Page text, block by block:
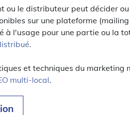
ou le distributeur peut décider
sur une plateforme
à l'usage pour une partie ou la
.
et techniques du marketing
multi-local.